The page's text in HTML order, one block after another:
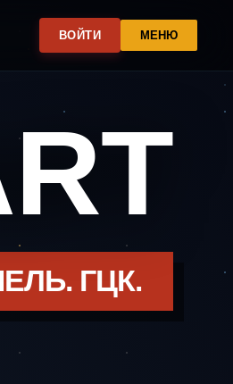
ВОЙТИ МЕНЮ
ГЦК.